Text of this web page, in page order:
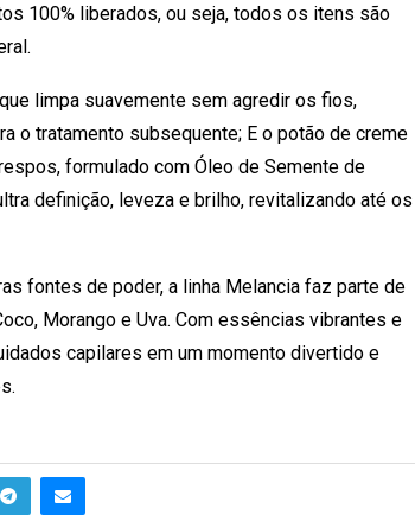
100% liberados, ou seja, todos os itens são
limpa suavemente sem agredir os fios,
o tratamento subsequente; E o potão de creme
formulado com Óleo de Semente de
definição, leveza e brilho, revitalizando até os
fontes de poder, a linha Melancia faz parte de
Morango e Uva. Com essências vibrantes e
capilares em um momento divertido e